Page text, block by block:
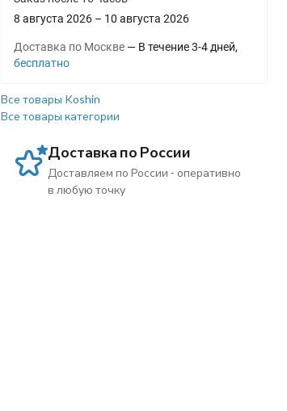
8 августа 2026 – 10 августа 2026
Доставка по Москве В течение3-4 дней
Бесплатно
Все товары Koshin
Все товары категории
Доставка по России
Доставляем по России - оперативно
в любую точку